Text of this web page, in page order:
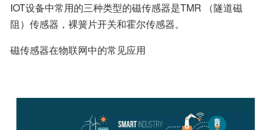
IOT设备中常用的三种类型的磁传感器是TMR （隧道磁
阻）传感器，裸簧片开关和霍尔传感器。
磁传感器在物联网中的常见应用